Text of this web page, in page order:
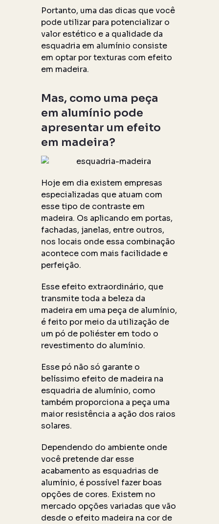
Portanto, uma das dicas que você
pode utilizar para potencializar o
valor estético e a qualidade da
esquadria em alumínio consiste
em optar por texturas com efeito
em madeira.
Mas, como uma peça
em alumínio pode
apresentar um efeito
em madeira?
Hoje em dia existem empresas
especializadas que atuam com
esse tipo de contraste em
madeira. Os aplicando em portas,
fachadas, janelas, entre outros,
nos locais onde essa combinação
acontece com mais facilidade e
perfeição.
Esse efeito extraordinário, que
transmite toda a beleza da
madeira em uma peça de alumínio,
é feito por meio da utilização de
um pó de poliéster em todo o
revestimento do alumínio.
Esse pó não só garante o
belíssimo efeito de madeira na
esquadria de alumínio, como
também proporciona a peça uma
maior resistência a ação dos raios
solares.
Dependendo do ambiente onde
você pretende dar esse
acabamento as esquadrias de
alumínio, é possível fazer boas
opções de cores. Existem no
mercado opções variadas que vão
desde o efeito madeira na cor de